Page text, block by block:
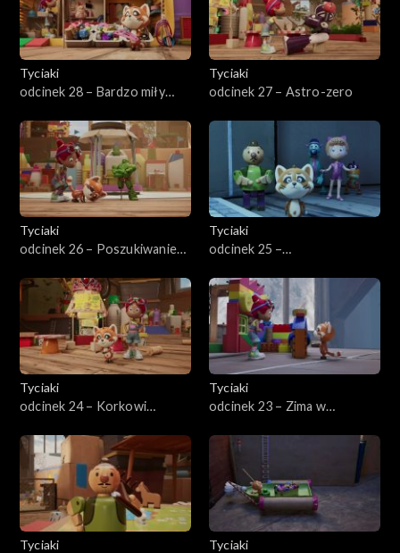
Tyciaki
odcinek 28 – Bardzo miły
Tyciaki
odcinek 27 – Astro-zero
Tyciaki
odcinek 26 – Poszukiwanie
Tyciaki
odcinek 25 –
Tyciaki
odcinek 24 – Korkowi
Tyciaki
odcinek 23 – Zima w
Tyciaki
Tyciaki